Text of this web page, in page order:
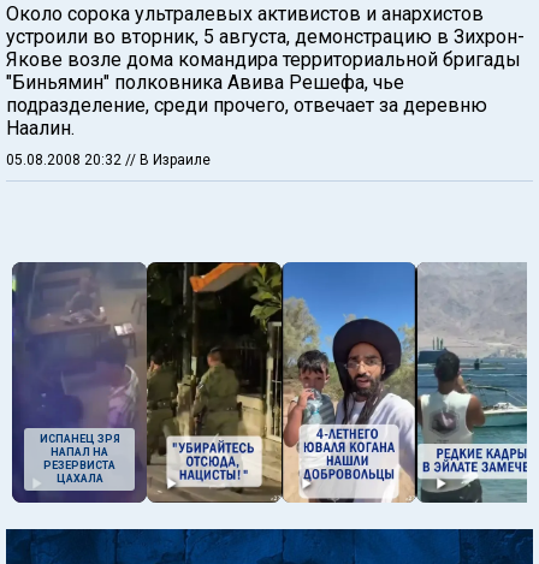
Около сорока ультралевых активистов и анархистов
устроили во вторник, 5 августа, демонстрацию в Зихрон-
Якове возле дома командира территориальной бригады
"Биньямин" полковника Авива Решефа, чье
подразделение, среди прочего, отвечает за деревню
Наалин.
05.08.2008 20:32 // В Израиле
ИСПАНЕЦ ЗРЯ
НАПАЛ НА
РЕЗЕРВИСТА
ЦАХАЛА